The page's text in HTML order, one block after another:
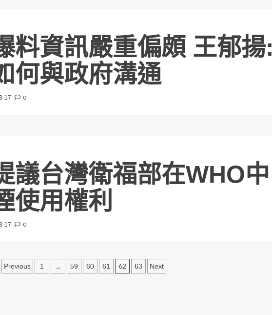
料資訊嚴重偏頗 王郁揚:
何與政府溝通
17 0
議台灣衛福部在WHO中
使用權利
17 0
文
Previous 1 ... 59 60 61 62 63 Next